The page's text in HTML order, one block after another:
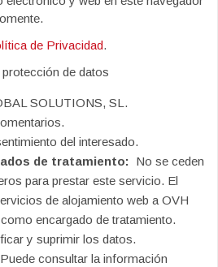
de Privacidad.
de datos
SOLUTIONS, SL.
del interesado.
de tratamiento: No se ceden
para prestar este servicio. El
de alojamiento web a OVH
encargado de tratamiento.
y suprimir los datos.
Puede consultar la información